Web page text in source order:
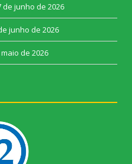
de junho de 2026
junho de 2026
de 2026